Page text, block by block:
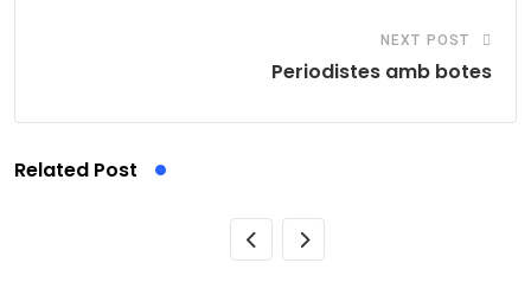
NEXT POST
Periodistes amb botes
Related Post